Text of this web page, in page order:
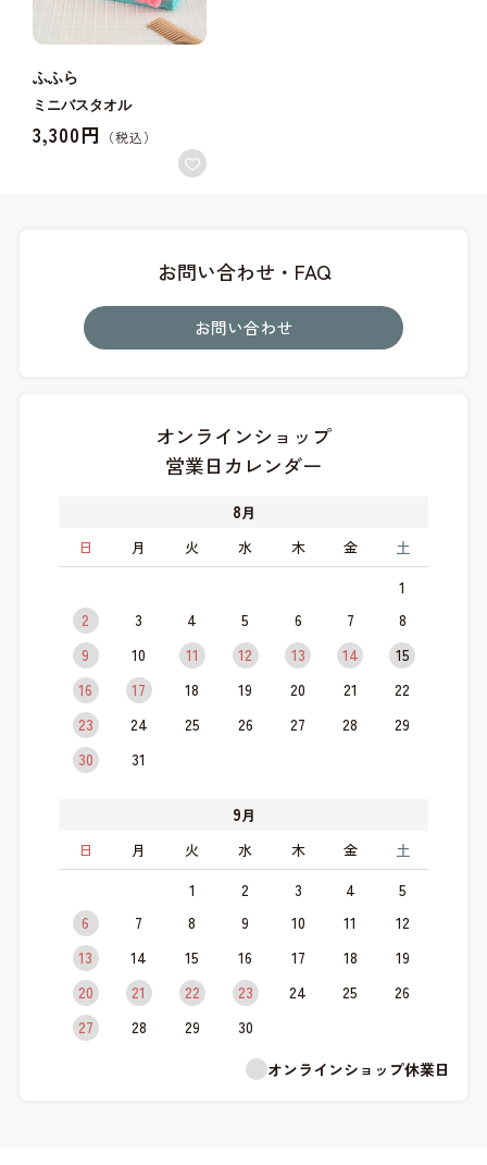
ふふら
ミニバスタオル
3,300円
お問い合わせ・FAQ
お問い合わせ
オンラインショップ
営業日カレンダー
8月
日
月 火 水 木 金 土
1
2
3 4 5 6 7
8
9
10 11 12 13 14
15
16
17 18 19 20 21
22
23
24 25 26 27 28
29
30
31
9月
日
月 火 水 木 金 土
1 2 3 4
5
6
7 8 9 10 11
12
13
14 15 16 17 18
19
20
21 22 23 24 25
26
27
28 29
30
オンラインショップ休業日